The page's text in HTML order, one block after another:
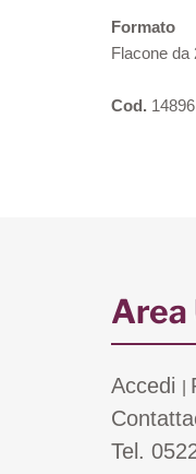
Formato
Flacone da
Cod. 14896
Area
Accedi
Tel.